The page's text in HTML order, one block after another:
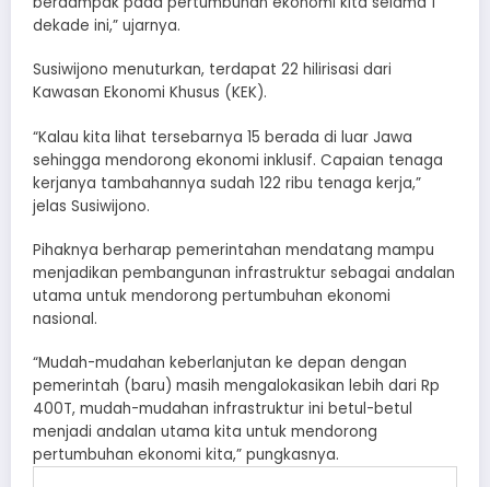
dekade ini,” ujarnya.
Susiwijono menuturkan, terdapat 22 hilirisasi dari
Kawasan Ekonomi Khusus (KEK).
“Kalau kita lihat tersebarnya 15 berada di luar Jawa
sehingga mendorong ekonomi inklusif. Capaian tenaga
kerjanya tambahannya sudah 122 ribu tenaga kerja,”
jelas Susiwijono.
Pihaknya berharap pemerintahan mendatang mampu
menjadikan pembangunan infrastruktur sebagai andalan
utama untuk mendorong pertumbuhan ekonomi
nasional.
“Mudah-mudahan keberlanjutan ke depan dengan
pemerintah (baru) masih mengalokasikan lebih dari Rp
400T, mudah-mudahan infrastruktur ini betul-betul
menjadi andalan utama kita untuk mendorong
pertumbuhan ekonomi kita,” pungkasnya.